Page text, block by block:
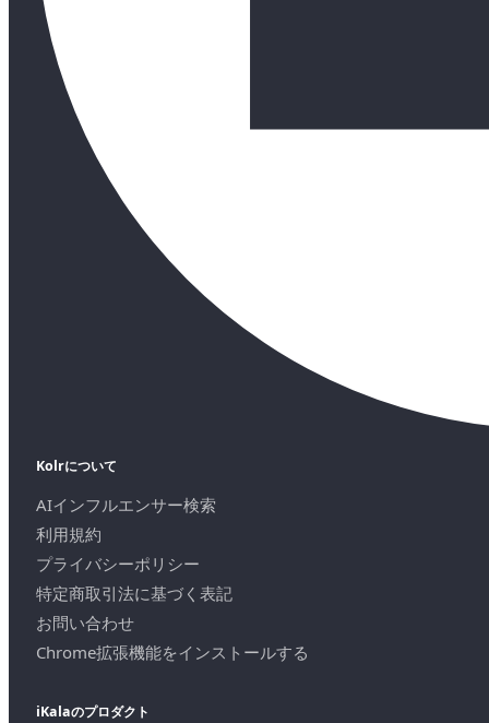
Kolrについて
AIインフルエンサー検索
利用規約
プライバシーポリシー
特定商取引法に基づく表記
お問い合わせ
Chrome拡張機能をインストールする
iKalaのプロダクト